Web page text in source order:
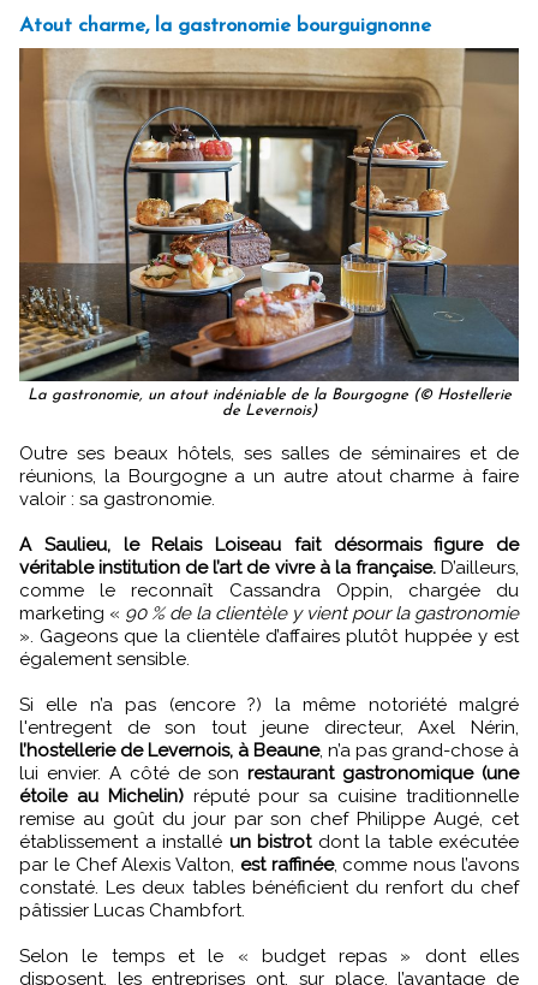
Atout charme, la gastronomie bourguignonne
La gastronomie, un atout indéniable de la Bourgogne (© Hostellerie
de Levernois)
Outre ses beaux hôtels, ses salles de séminaires et de
réunions, la Bourgogne a un autre atout charme à faire
valoir : sa gastronomie.
A Saulieu, le Relais Loiseau fait désormais figure de
véritable institution de l’art de vivre à la française.D’ailleurs,
comme le reconnaît Cassandra Oppin, chargée du
marketing « 90 % de la clientèle y vient pour la gastronomie
». Gageons que la clientèle d’affaires plutôt huppée y est
également sensible.
Si elle n’a pas (encore ?) la même notoriété malgré
l'entregent de son tout jeune directeur, Axel Nérin,
l’hostellerie de Levernois, à Beaune, n’a pas grand-chose à
lui envier. A côté de sonrestaurant gastronomique (une
étoile au Michelin)réputé pour sa cuisine traditionnelle
remise au goût du jour par son chef Philippe Augé, cet
établissement a installé un bistrot dont la table exécutée
par le Chef Alexis Valton, est raffinée, comme nous l’avons
constaté. Les deux tables bénéficient du renfort du chef
pâtissier Lucas Chambfort.
Selon le temps et le « budget repas » dont elles
disposent, les entreprises ont, sur place, l’avantage de